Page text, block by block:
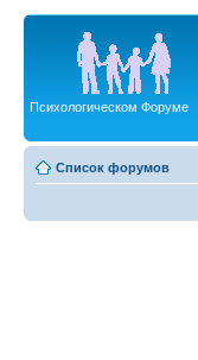
Психологическом Форуме
Список форумов